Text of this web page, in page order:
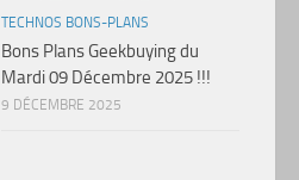
TECHNOS BONS-PLANS
Bons Plans Geekbuying du
Mardi 09 Décembre 2025 !!!
9 DÉCEMBRE 2025